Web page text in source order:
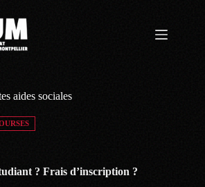
aides sociales
? Frais d’inscription ?